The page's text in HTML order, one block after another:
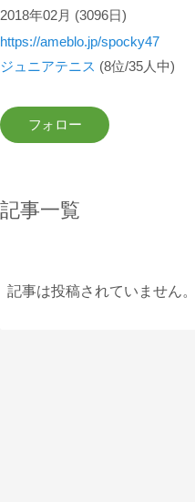
2018年02月 (3096日)
https://ameblo.jp/spocky47
ジュニアテニス (8位/35人中)
記事一覧
記事は投稿されていません。